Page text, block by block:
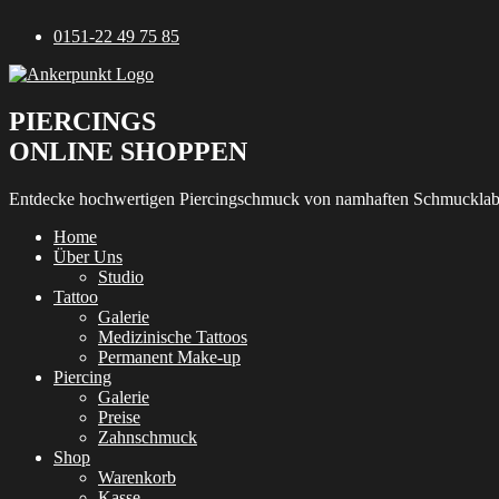
Inhalt
0151-22 49 75 85
PIERCINGS
ONLINE SHOPPEN
Entdecke hochwertigen Piercingschmuck von namhaften
Home
Über Uns
Studio
Tattoo
Galerie
Medizinische Tattoos
Permanent Make-up
Piercing
Galerie
Preise
Zahnschmuck
Shop
Warenkorb